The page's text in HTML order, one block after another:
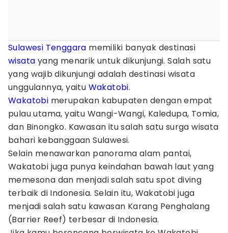
Sulawesi Tenggara memiliki banyak destinasi
wisata yang menarik untuk dikunjungi. Salah satu
yang wajib dikunjungi adalah destinasi wisata
unggulannya, yaitu Wakatobi.
Wakatobi merupakan kabupaten dengan empat
pulau utama, yaitu Wangi-Wangi, Kaledupa, Tomia,
dan Binongko. Kawasan itu salah satu surga wisata
bahari kebanggaan Sulawesi.
Selain menawarkan panorama alam pantai,
Wakatobi juga punya keindahan bawah laut yang
memesona dan menjadi salah satu spot diving
terbaik di Indonesia. Selain itu, Wakatobi juga
menjadi salah satu kawasan Karang Penghalang
(Barrier Reef) terbesar di Indonesia.